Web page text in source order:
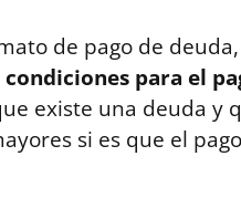
de pago de
para el
existe una deuda y
si es que el